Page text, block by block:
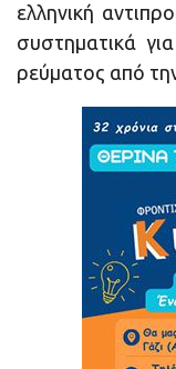
ελληνική
συστηματικά
ρεύματος από